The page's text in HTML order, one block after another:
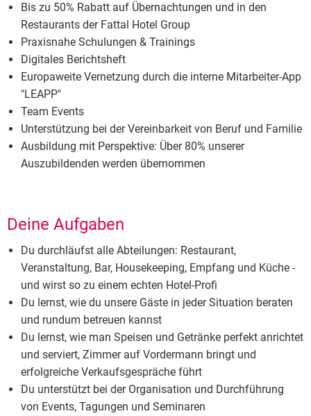
Bis zu 50% Rabatt auf Übernachtungen und in den
Restaurants der Fattal Hotel Group
Praxisnahe Schulungen & Trainings
Digitales Berichtsheft
Europaweite Vernetzung durch die interne Mitarbeiter-App
"LEAPP"
Team Events
Unterstützung bei der Vereinbarkeit von Beruf und Familie
Ausbildung mit Perspektive: Über 80% unserer
Auszubildenden werden übernommen
Deine Aufgaben
Du durchläufst alle Abteilungen: Restaurant,
Veranstaltung, Bar, Housekeeping, Empfang und Küche -
und wirst so zu einem echten Hotel-Profi
Du lernst, wie du unsere Gäste in jeder Situation beraten
und rundum betreuen kannst
Du lernst, wie man Speisen und Getränke perfekt anrichtet
und serviert, Zimmer auf Vordermann bringt und
erfolgreiche Verkaufsgespräche führt
Du unterstützt bei der Organisation und Durchführung
von Events, Tagungen und Seminaren